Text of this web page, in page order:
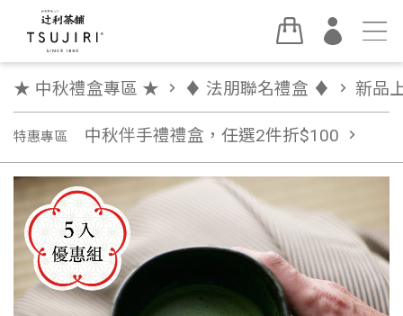
★ 中秋禮盒專區 ★ chevron_right ♦︎ 法朋聯名禮盒 ♦︎ chevron_right 新品
特惠專區 中秋伴手禮禮盒，任選2件折$100 chevron_right